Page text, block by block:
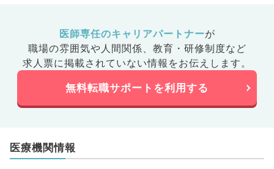
医師専任のキャリアパートナーが
職場の雰囲気や人間関係、 教育・研修制度など
求人票に掲載されていない情報をお伝えします。
無料転職サポートを利用する
医療機関情報